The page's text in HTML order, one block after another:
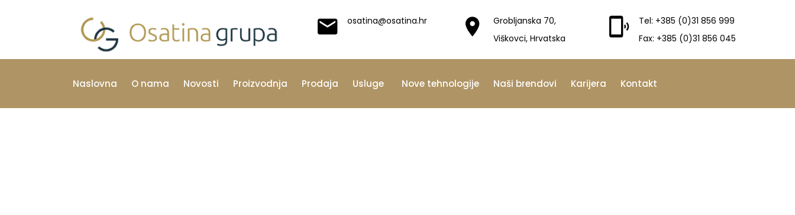
osatina@osatina.hr
Grobljanska 70,
Viškovci, Hrvatska
Tel: +385 (0)31 856 999
Fax: +385 (0)31 856 045
Naslovna O nama Novosti Proizvodnja Prodaja Usluge Nove tehnologije Naši brendovi Karijera Kontakt